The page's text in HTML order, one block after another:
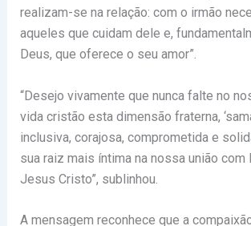
realizam-se na relação: com o irmão
aqueles que cuidam dele e,
Deus, que oferece o seu amor”.
“Desejo vivamente que nunca falte no
vida cristão esta dimensão fraterna,
inclusiva, corajosa, comprometida e
sua raiz mais íntima na nossa união com
Jesus Cristo”, sublinhou.
A mensagem reconhece que a